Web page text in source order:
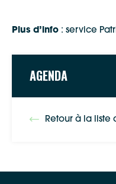
AGENDA
Retour à la liste
Plus d’info : service
ShareThis